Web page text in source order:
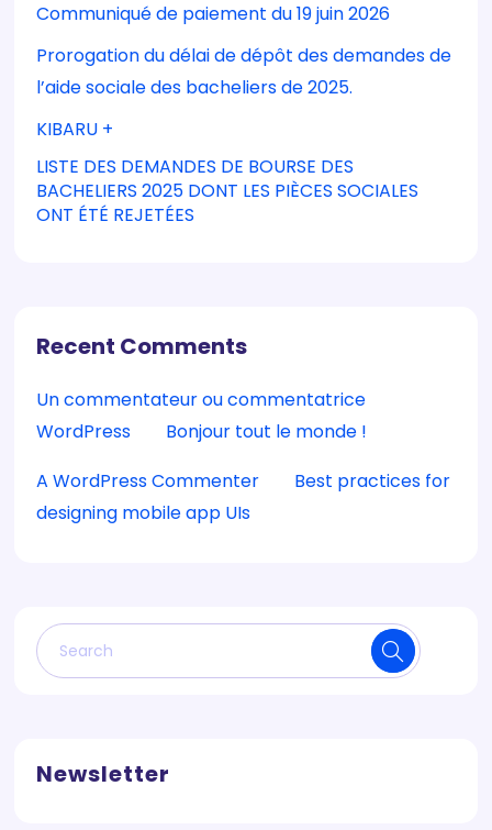
Communiqué de paiement du 19 juin 2026
Prorogation du délai de dépôt des demandes de
l’aide sociale des bacheliers de 2025.
KIBARU +
LISTE DES DEMANDES DE BOURSE DES
BACHELIERS 2025 DONT LES PIÈCES SOCIALES
ONT ÉTÉ REJETÉES
Recent Comments
Un commentateur ou commentatrice
WordPress
Bonjour tout le monde !
A WordPress Commenter
Best practices for
designing mobile app UIs
Newsletter